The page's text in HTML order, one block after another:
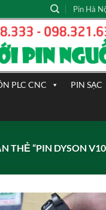
Pin Hà
PLC CNC PIN SẠC
THẺ “PIN DYSON